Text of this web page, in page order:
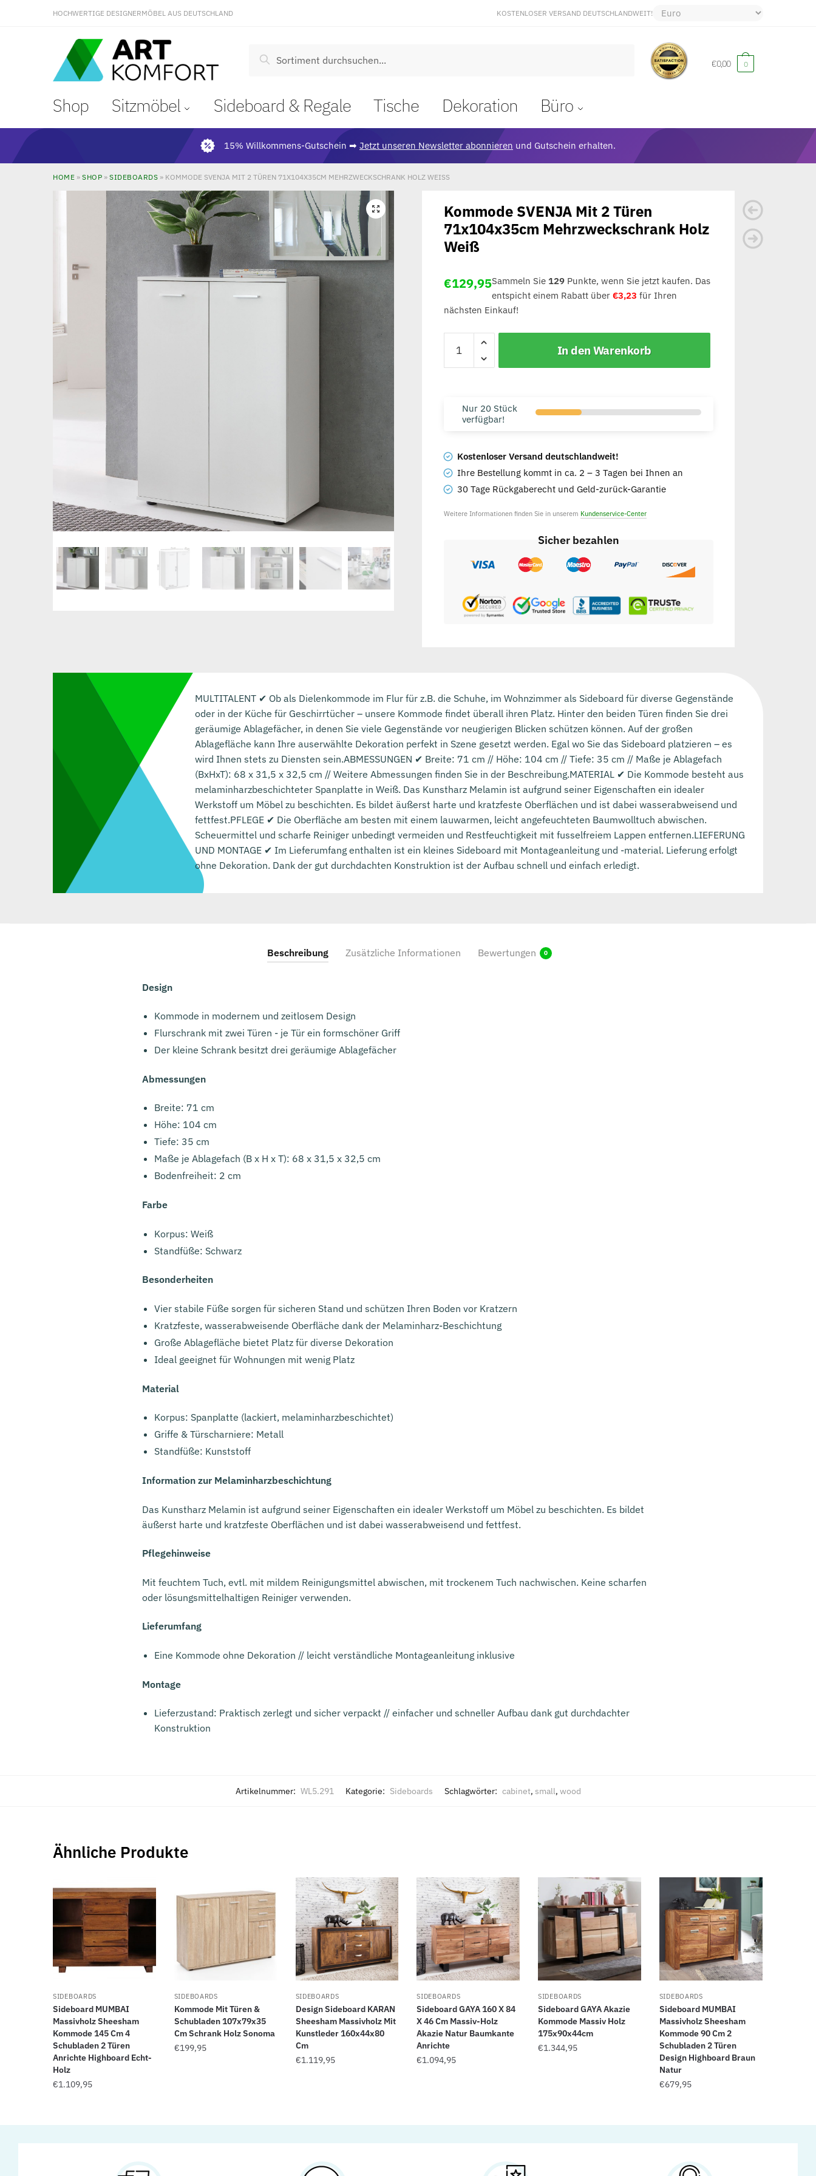
HOCHWERTIGE DESIGNERMÖBEL AUS DEUTSCHLAND KOSTENLOSER VERSAND DEUTSCHLANDWEIT!
Suche €0,00 0
Shop Sitzmöbel Sideboard & Regale Tische Dekoration Büro
15% Willkommens-Gutschein ➡ Jetzt unseren Newsletter abonnieren und Gutschein erhalten.
HOME »SHOP »SIDEBOARDS » KOMMODE SVENJA MIT 2 TÜREN 71X104X35CM MEHRZWECKSCHRANK HOLZ WEISS
🔍
Kommode SVENJA Mit 2 Türen
71x104x35cm Mehrzweckschrank Holz
Weiß
€129,95Sammeln Sie 129Punkte, wenn Sie jetzt kaufen. Das
entspicht einem Rabatt über €3,23 für Ihren
nächsten Einkauf!
In den Warenkorb
Nur 20 Stück
verfügbar!
Kostenloser Versand deutschlandweit!
Ihre Bestellung kommt in ca. 2 – 3 Tagen bei Ihnen an
30 Tage Rückgaberecht und Geld-zurück-Garantie
Weitere Informationen finden Sie in unserem Kundenservice-Center
Sicher bezahlen
MULTITALENT ✔ Ob als Dielenkommode im Flur für z.B. die Schuhe, im Wohnzimmer als Sideboard für diverse Gegenstände
oder in der Küche für Geschirrtücher – unsere Kommode findet überall ihren Platz. Hinter den beiden Türen finden Sie drei
geräumige Ablagefächer, in denen Sie viele Gegenstände vor neugierigen Blicken schützen können. Auf der großen
Ablagefläche kann Ihre auserwählte Dekoration perfekt in Szene gesetzt werden. Egal wo Sie das Sideboard platzieren – es
wird Ihnen stets zu Diensten sein.ABMESSUNGEN ✔ Breite: 71 cm // Höhe: 104 cm // Tiefe: 35 cm // Maße je Ablagefach
(BxHxT): 68 x 31,5 x 32,5 cm // Weitere Abmessungen finden Sie in der Beschreibung.MATERIAL ✔ Die Kommode besteht aus
melaminharzbeschichteter Spanplatte in Weiß. Das Kunstharz Melamin ist aufgrund seiner Eigenschaften ein idealer
Werkstoff um Möbel zu beschichten. Es bildet äußerst harte und kratzfeste Oberflächen und ist dabei wasserabweisend und
fettfest.PFLEGE ✔ Die Oberfläche am besten mit einem lauwarmen, leicht angefeuchteten Baumwolltuch abwischen.
Scheuermittel und scharfe Reiniger unbedingt vermeiden und Restfeuchtigkeit mit fusselfreiem Lappen entfernen.LIEFERUNG
UND MONTAGE ✔ Im Lieferumfang enthalten ist ein kleines Sideboard mit Montageanleitung und -material. Lieferung erfolgt
ohne Dekoration. Dank der gut durchdachten Konstruktion ist der Aufbau schnell und einfach erledigt.
Beschreibung Zusätzliche Informationen Bewertungen 0
Design
Kommode in modernem und zeitlosem Design
Flurschrank mit zwei Türen - je Tür ein formschöner Griff
Der kleine Schrank besitzt drei geräumige Ablagefächer
Abmessungen
Breite: 71 cm
Höhe: 104 cm
Tiefe: 35 cm
Maße je Ablagefach (B x H x T): 68 x 31,5 x 32,5 cm
Bodenfreiheit: 2 cm
Farbe
Korpus: Weiß
Standfüße: Schwarz
Besonderheiten
Vier stabile Füße sorgen für sicheren Stand und schützen Ihren Boden vor Kratzern
Kratzfeste, wasserabweisende Oberfläche dank der Melaminharz-Beschichtung
Große Ablagefläche bietet Platz für diverse Dekoration
Ideal geeignet für Wohnungen mit wenig Platz
Material
Korpus: Spanplatte (lackiert, melaminharzbeschichtet)
Griffe & Türscharniere: Metall
Standfüße: Kunststoff
Information zur Melaminharzbeschichtung
Das Kunstharz Melamin ist aufgrund seiner Eigenschaften ein idealer Werkstoff um Möbel zu beschichten. Es bildet
äußerst harte und kratzfeste Oberflächen und ist dabei wasserabweisend und fettfest.
Pflegehinweise
Mit feuchtem Tuch, evtl. mit mildem Reinigungsmittel abwischen, mit trockenem Tuch nachwischen. Keine scharfen
oder lösungsmittelhaltigen Reiniger verwenden.
Lieferumfang
Eine Kommode ohne Dekoration // leicht verständliche Montageanleitung inklusive
Montage
Lieferzustand: Praktisch zerlegt und sicher verpackt // einfacher und schneller Aufbau dank gut durchdachter
Konstruktion
Artikelnummer: WL5.291 Kategorie: Sideboards Schlagwörter: cabinet, small, wood
Ähnliche Produkte
SIDEBOARDS
Sideboard MUMBAI
Massivholz Sheesham
Kommode 145 Cm 4
Schubladen 2 Türen
Anrichte Highboard Echt-
Holz
€1.109,95
SIDEBOARDS
Kommode Mit Türen &
Schubladen 107x79x35
Cm Schrank Holz Sonoma
€199,95
SIDEBOARDS
Design Sideboard KARAN
Sheesham Massivholz Mit
Kunstleder 160x44x80
Cm
€1.119,95
SIDEBOARDS
Sideboard GAYA 160 X 84
X 46 Cm Massiv-Holz
Akazie Natur Baumkante
Anrichte
€1.094,95
SIDEBOARDS
Sideboard GAYA Akazie
Kommode Massiv Holz
175x90x44cm
€1.344,95
SIDEBOARDS
Sideboard MUMBAI
Massivholz Sheesham
Kommode 90 Cm 2
Schubladen 2 Türen
Design Highboard Braun
Natur
€679,95